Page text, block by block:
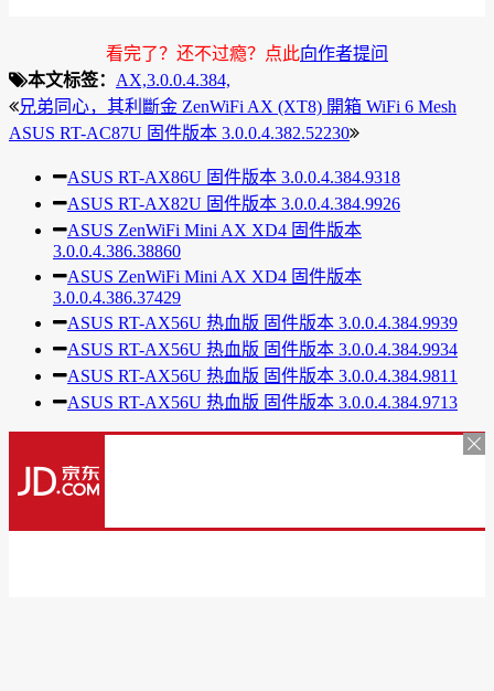
看完了？还不过瘾？点此向作者提问
本文标签： AX,3.0.0.4.384,
兄弟同心，其利斷金 ZenWiFi AX (XT8) 開箱 WiFi 6 Mesh
ASUS RT-AC87U 固件版本 3.0.0.4.382.52230
ASUS RT-AX86U 固件版本 3.0.0.4.384.9318
ASUS RT-AX82U 固件版本 3.0.0.4.384.9926
ASUS ZenWiFi Mini AX XD4 固件版本
3.0.0.4.386.38860
ASUS ZenWiFi Mini AX XD4 固件版本
3.0.0.4.386.37429
ASUS RT-AX56U 热血版 固件版本 3.0.0.4.384.9939
ASUS RT-AX56U 热血版 固件版本 3.0.0.4.384.9934
ASUS RT-AX56U 热血版 固件版本 3.0.0.4.384.9811
ASUS RT-AX56U 热血版 固件版本 3.0.0.4.384.9713